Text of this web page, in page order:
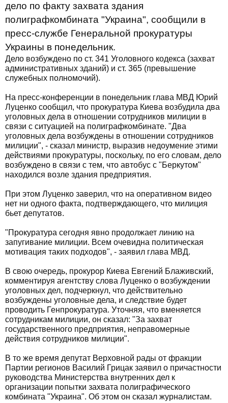
дело по факту захвата здания
полиграфкомбината "Украина", сообщили в
пресс-службе Генеральной прокуратуры
Украины в понедельник.
Дело возбуждено по ст. 341 Уголовного кодекса (захват
административных зданий) и ст. 365 (превышение
служебных полномочий).
На пресс-конференции в понедельник глава МВД Юрий
Луценко сообщил, что прокуратура Киева возбудила два
уголовных дела в отношении сотрудников милиции в
связи с ситуацией на полиграфкомбинате. "Два
уголовных дела возбуждены в отношении сотрудников
милиции", - сказал министр, выразив недоумение этими
действиями прокуратуры, поскольку, по его словам, дело
возбуждено в связи с тем, что автобус с "Беркутом"
находился возле здания предприятия.
При этом Луценко заверил, что на оперативном видео
нет ни одного факта, подтверждающего, что милиция
бьет депутатов.
"Прокуратура сегодня явно продолжает линию на
запугивание милиции. Всем очевидна политическая
мотивация таких подходов", - заявил глава МВД.
В свою очередь, прокурор Киева Евгений Блаживский,
комментируя агентству слова Луценко о возбуждении
уголовных дел, подчеркнул, что действительно
возбуждены уголовные дела, и следствие будет
проводить Генпрокуратура. Уточняя, что вменяется
сотрудникам милиции, он сказал: "За захват
государственного предприятия, неправомерные
действия сотрудников милиции".
В то же время депутат Верховной рады от фракции
Партии регионов Василий Грицак заявил о причастности
руководства Министерства внутренних дел к
организации попытки захвата полиграфического
комбината "Украина". Об этом он сказал журналистам.